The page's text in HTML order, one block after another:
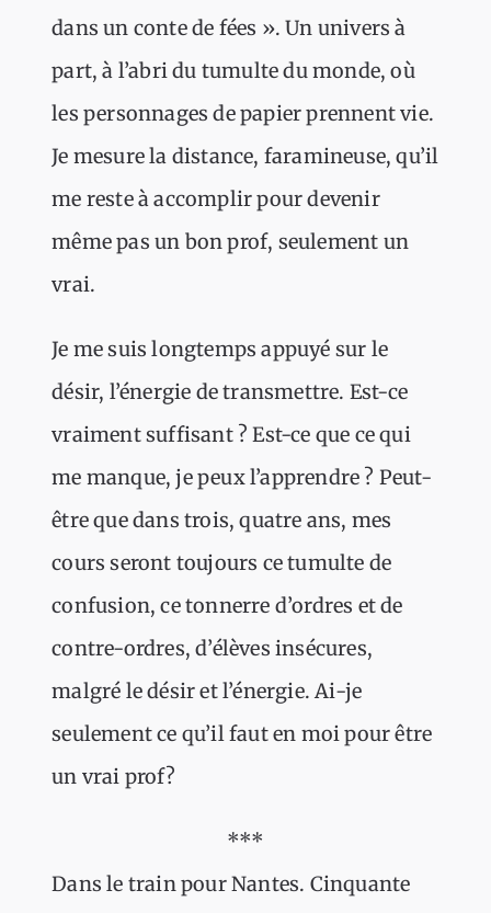
dans un conte de fées ». Un univers à
part, à l’abri du tumulte du monde, où
les personnages de papier prennent vie.
Je mesure la distance, faramineuse, qu’il
me reste à accomplir pour devenir
même pas un bon prof, seulement un
vrai.
Je me suis longtemps appuyé sur le
désir, l’énergie de transmettre. Est-ce
vraiment suffisant ? Est-ce que ce qui
me manque, je peux l’apprendre ? Peut-
être que dans trois, quatre ans, mes
cours seront toujours ce tumulte de
confusion, ce tonnerre d’ordres et de
contre-ordres, d’élèves insécures,
malgré le désir et l’énergie. Ai-je
seulement ce qu’il faut en moi pour être
un vrai prof?
***
Dans le train pour Nantes. Cinquante